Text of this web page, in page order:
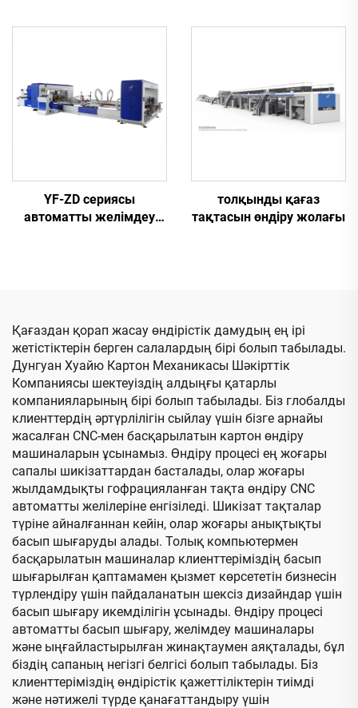
компьютерлендірілген
болатын және қиып
түрлендіру (вакуумдық
тасымалдау арқылы
жоғары
пазы мен қиып
түрлендіру машинасы
(Вакуумды трансферлік
төменгі баспа)
YF-ZD сериясы
автоматты желімдеу
толқынды қағаз
тақтасын өндіру жолағы
Қағаздан қорап жасау өндірістік дамудың ең ірі
жетістіктерін берген салалардың бірі болып табылады.
Дунгуан Хуайю Картон Механикасы Шәкірттік
Компаниясы шектеуіздің алдыңғы қатарлы
компанияларының бірі болып табылады. Біз глобалды
клиенттердің әртүрлілігін сыйлау үшін бізге арнайы
жасалған CNC-мен басқарылатын картон өндіру
машиналарын ұсынамыз. Өндіру процесі ең жоғары
сапалы шикізаттардан басталады, олар жоғары
жылдамдықты гофрацияланған тақта өндіру CNC
автоматты желілеріне енгізіледі. Шикізат тақталар
түріне айналғаннан кейін, олар жоғары анықтықты
басып шығаруды алады. Толық компьютермен
басқарылатын машиналар клиенттеріміздің басып
шығарылған қаптамамен қызмет көрсететін бизнесін
түрлендіру үшін пайдаланатын шексіз дизайндар үшін
басып шығару икемділігін ұсынады. Өндіру процесі
автоматты басып шығару, желімдеу машиналары
және ыңғайластырылған жинақтаумен аяқталады, бұл
біздің сапаның негізгі белгісі болып табылады. Біз
клиенттеріміздің өндірістік қажеттіліктерін тиімді
және нәтижелі түрде қанағаттандыру үшін